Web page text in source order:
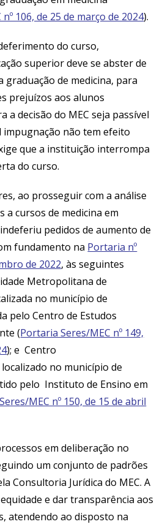
106, de 25 de março de 2024).
do curso,
superior deve se abster de
de medicina, para
prejuízos aos alunos
a decisão do MEC seja passível
impugnação não tem efeito
que a instituição interrompa
do curso.
ao prosseguir com a análise
a cursos de medicina em
pedidos de aumento de
fundamento na Portaria nº
de 2022, às seguintes
Metropolitana de
no município de
pelo Centro de Estudos
(Portaria Seres/MEC nº 149,
); e Centro
no município de
pelo Instituto de Ensino em
MEC nº 150, de 15 de abril
em deliberação no
um conjunto de padrões
Consultoria Jurídica do MEC. A
e dar transparência aos
atendendo ao disposto na